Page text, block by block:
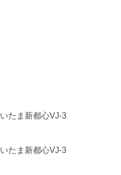
たま新都心VJ-3
たま新都心VJ-3